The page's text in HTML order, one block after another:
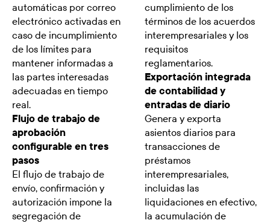
automáticas por correo
electrónico activadas en
caso de incumplimiento
de los límites para
mantener informadas a
las partes interesadas
adecuadas en tiempo
real.
Flujo de trabajo de
aprobación
configurable en tres
pasos
El flujo de trabajo de
envío, confirmación y
autorización impone la
segregación de
cumplimiento de los
términos de los acuerdos
interempresariales y los
requisitos
reglamentarios.
Exportación integrada
de contabilidad y
entradas de diario
Genera y exporta
asientos diarios para
transacciones de
préstamos
interempresariales,
incluidas las
liquidaciones en efectivo,
la acumulación de